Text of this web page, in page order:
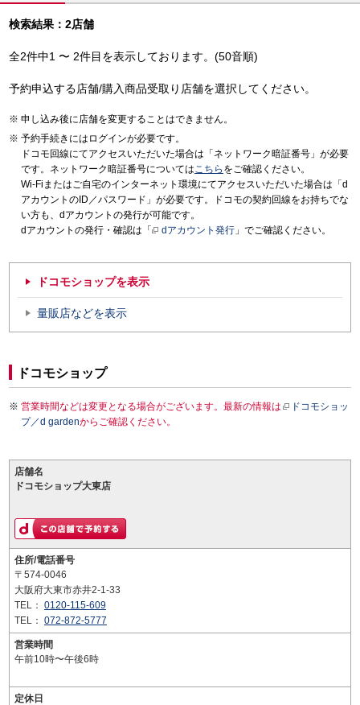
検索結果：2店舗
全2件中1 〜 2件目を表示しております。(50音順)
予約申込する店舗/購入商品受取り店舗を選択してください。
申し込み後に店舗を変更することはできません。
予約手続きにはログインが必要です。
ドコモ回線にてアクセスいただいた場合は「ネットワーク暗証番号」が必要
です。ネットワーク暗証番号についてはこちら をご確認ください。
Wi-Fiまたはご自宅のインターネット環境にてアクセスいただいた場合は「d
アカウントのID／パスワード」が必要です。ドコモの契約回線をお持ちでな
い方も、dアカウントの発行が可能です。
dアカウントの発行・確認は「
dアカウント発行 」でご確認ください。
ドコモショップを表示
量販店などを表示
ドコモショップ
営業時間などは変更となる場合がございます。最新の情報は
ドコモショッ
プ／d gardenからご確認ください。
店舗名
ドコモショップ大東店
住所/電話番号
〒574-0046
大阪府大東市赤井2-1-33
TEL： 0120-115-609
TEL： 072-872-5777
営業時間
午前10時〜午後6時
定休日